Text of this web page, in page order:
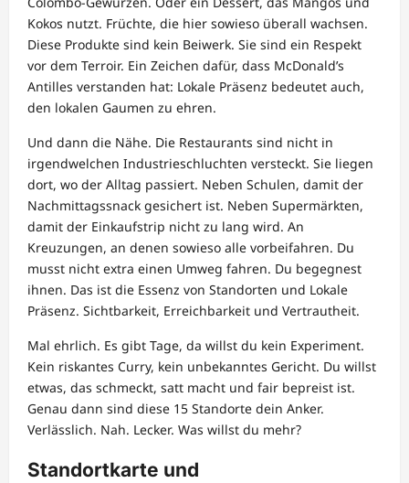
Kokos nutzt. Früchte, die hier sowieso überall wachsen.
Diese Produkte sind kein Beiwerk. Sie sind ein Respekt
vor dem Terroir. Ein Zeichen dafür, dass McDonald’s
Antilles verstanden hat: Lokale Präsenz bedeutet auch,
den lokalen Gaumen zu ehren.
Und dann die Nähe. Die Restaurants sind nicht in
irgendwelchen Industrieschluchten versteckt. Sie liegen
dort, wo der Alltag passiert. Neben Schulen, damit der
Nachmittagssnack gesichert ist. Neben Supermärkten,
damit der Einkaufstrip nicht zu lang wird. An
Kreuzungen, an denen sowieso alle vorbeifahren. Du
musst nicht extra einen Umweg fahren. Du begegnest
ihnen. Das ist die Essenz von Standorten und Lokale
Präsenz. Sichtbarkeit, Erreichbarkeit und Vertrautheit.
Mal ehrlich. Es gibt Tage, da willst du kein Experiment.
Kein riskantes Curry, kein unbekanntes Gericht. Du willst
etwas, das schmeckt, satt macht und fair bepreist ist.
Genau dann sind diese 15 Standorte dein Anker.
Verlässlich. Nah. Lecker. Was willst du mehr?
Standortkarte und